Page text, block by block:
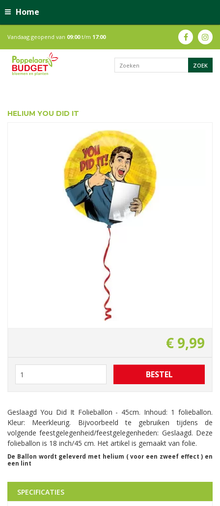
Home
Vandaag geopend van 09:00t/m 17:00
HELIUM YOU DID IT
€ 9,99
Geslaagd You Did It Folieballon - 45cm. Inhoud: 1 folieballon.
Kleur: Meerkleurig. Bijvoorbeeld te gebruiken tijdens de
volgende feestgelegenheid/feestgelegenheden: Geslaagd. Deze
folieballon is 18 inch/45 cm. Het artikel is gemaakt van folie.
De Ballon wordt geleverd met helium ( voor een zweef effect ) en
een lint
SPECIFICATIES